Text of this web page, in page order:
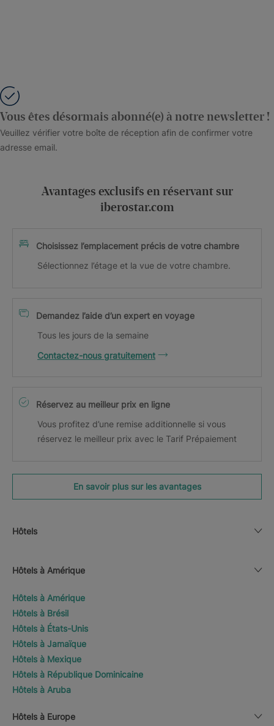
Vous êtes désormais abonné(e) à notre newsletter !
Veuillez vérifier votre boîte de réception afin de confirmer votre
adresse email.
Avantages exclusifs en réservant sur
iberostar.com
Choisissez l’emplacement précis de votre chambre
Sélectionnez l’étage et la vue de votre chambre.
Demandez l’aide d’un expert en voyage
Tous les jours de la semaine
Contactez-nous gratuitement
Réservez au meilleur prix en ligne
Vous profitez d’une remise additionnelle si vous
réservez le meilleur prix avec le Tarif Prépaiement
En savoir plus sur les avantages
Hôtels
Hôtels à Amérique
Hôtels à Amérique
Hôtels à Brésil
Hôtels à États-Unis
Hôtels à Jamaïque
Hôtels à Mexique
Hôtels à République Dominicaine
Hôtels à Aruba
Hôtels à Europe